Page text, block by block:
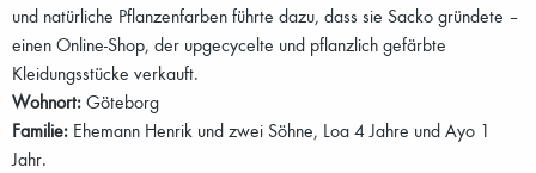
und natürliche Pflanzenfarben führte dazu, dass sie Sacko gründete –
einen Online-Shop, der upgecycelte und pflanzlich gefärbte
Kleidungsstücke verkauft.
Wohnort: Göteborg
Familie: Ehemann Henrik und zwei Söhne, Loa 4 Jahre und Ayo 1
Jahr.